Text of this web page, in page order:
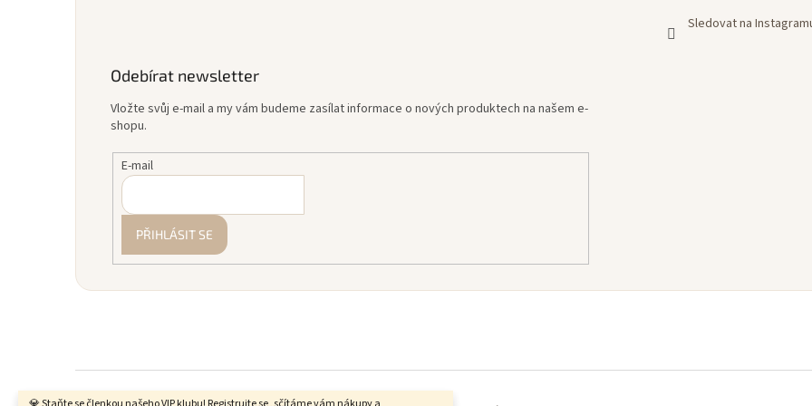
Sledovat na
Odebírat newsletter
Vložte svůj e-mail a my vám budeme zasílat informace o nových produktech na našem e-
shopu.
E-mail
PŘIHLÁSIT SE